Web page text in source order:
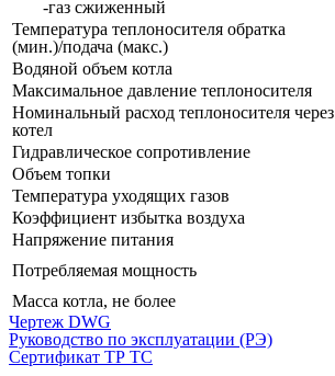
-газ сжиженный
Температура теплоносителя обратка
(мин.)/подача (макс.)
Водяной объем котла
Максимальное давление теплоносителя
Номинальный расход теплоносителя через
котел
Гидравлическое сопротивление
Объем топки
Температура уходящих газов
Коэффициент избытка воздуха
Напряжение питания
Потребляемая мощность
Масса котла, не более
Чертеж DWG
Руководство по эксплуатации (РЭ)
Сертификат ТР ТС